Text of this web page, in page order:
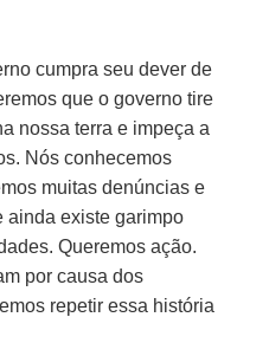
cumpra seu dever de
que o governo tire
nossa terra e impeça a
Nós conhecemos
muitas denúncias e
ainda existe garimpo
Queremos ação.
por causa dos
repetir essa história